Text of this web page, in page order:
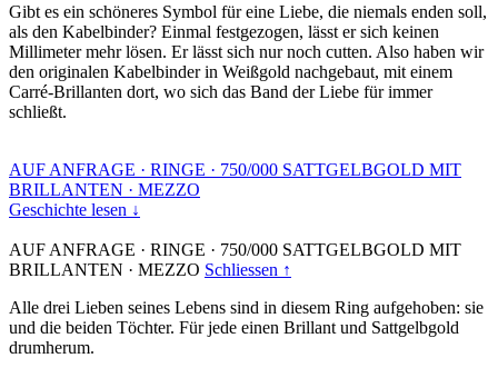
Gibt es ein schöneres Symbol für eine Liebe, die niemals enden soll,
als den Kabelbinder? Einmal festgezogen, lässt er sich keinen
Millimeter mehr lösen. Er lässt sich nur noch cutten. Also haben wir
den originalen Kabelbinder in Weißgold nachgebaut, mit einem
Carré-Brillanten dort, wo sich das Band der Liebe für immer
schließt.
AUF ANFRAGE · RINGE · 750/000 SATTGELBGOLD MIT
BRILLANTEN · MEZZO
Geschichte lesen ↓
AUF ANFRAGE · RINGE · 750/000 SATTGELBGOLD MIT
BRILLANTEN · MEZZO Schliessen ↑
Alle drei Lieben seines Lebens sind in diesem Ring aufgehoben: sie
und die beiden Töchter. Für jede einen Brillant und Sattgelbgold
drumherum.